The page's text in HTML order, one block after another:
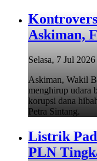
Askiman,
Selasa, 7 Jul
Askiman, Wakil
menghirup udara
korupsi dana
Petra Sintang.
Listrik
PLN